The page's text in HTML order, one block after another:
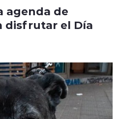
agenda de
disfrutar el Día